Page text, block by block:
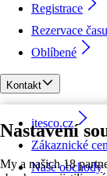
Nastavení
My a našich 18
Registrace
Rezervace času
Oblíbené
Kontakt
itesco.cz
Zákaznické
Naše obchody